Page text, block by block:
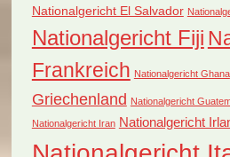
Nationalgericht El Salvador
Nationalgericht Fiji
Frankreich Nationalgericht Ghana
Griechenland Nationalgericht
Nationalgericht Iran Nationalgericht